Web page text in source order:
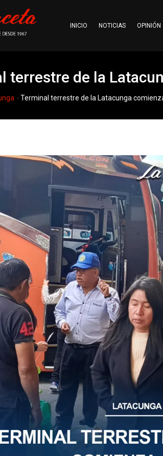
INICIO NOTICIAS OPINIÓN
terrestre de la
-Terminal terrestre de la Latacunga